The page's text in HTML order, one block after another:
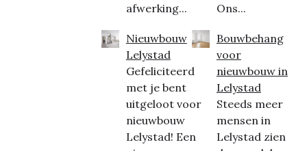
afwerking...
Nieuwbouw
Lelystad
Gefeliciteerd
met je bent
uitgeloot voor
nieuwbouw
Lelystad! Een
Ons...
Bouwbehang
voor
nieuwbouw in
Lelystad
Steeds meer
mensen in
Lelystad zien